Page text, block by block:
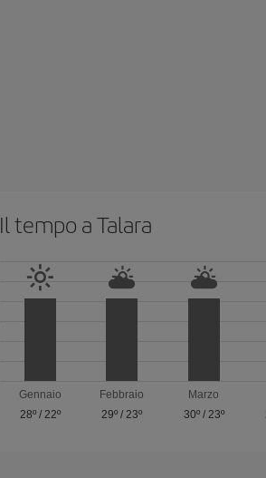
Il tempo a Talara
Gennaio
28º/ 22º
Febbraio
29º / 23º
Marzo
30º/ 23º